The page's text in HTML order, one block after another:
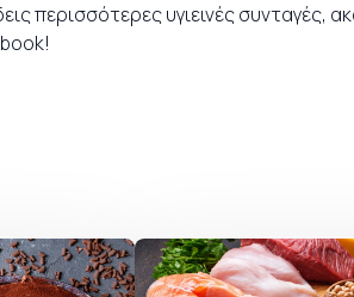
περισσότερες υγιεινέςσυνταγές,
!